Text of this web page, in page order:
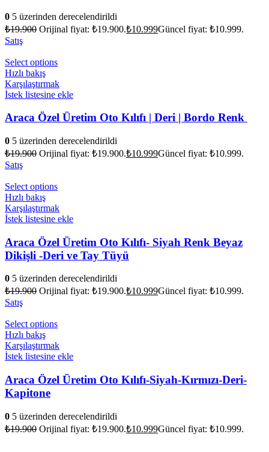
0 5 üzerinden derecelendirildi
₺19.900 Orijinal fiyat: ₺19.900.₺10.999Güncel fiyat: ₺10.999.
Satış
Select options
Hızlı bakış
Karşılaştırmak
İstek listesine ekle
Araca Özel Üretim Oto Kılıfı | Deri | Bordo Renk
0 5 üzerinden derecelendirildi
₺19.900 Orijinal fiyat: ₺19.900.₺10.999Güncel fiyat: ₺10.999.
Satış
Select options
Hızlı bakış
Karşılaştırmak
İstek listesine ekle
Araca Özel Üretim Oto Kılıfı- Siyah Renk Beyaz
Dikişli -Deri ve Tay Tüyü
0 5 üzerinden derecelendirildi
₺19.900 Orijinal fiyat: ₺19.900.₺10.999Güncel fiyat: ₺10.999.
Satış
Select options
Hızlı bakış
Karşılaştırmak
İstek listesine ekle
Araca Özel Üretim Oto Kılıfı-Siyah-Kırmızı-Deri-
Kapitone
0 5 üzerinden derecelendirildi
₺19.900 Orijinal fiyat: ₺19.900.₺10.999Güncel fiyat: ₺10.999.